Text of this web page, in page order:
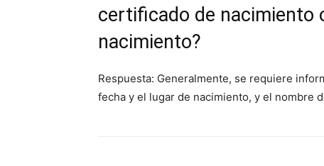
certificado de nacimiento
nacimiento?
Respuesta: Generalmente, se requiere
fecha y el lugar de nacimiento, y el nombre